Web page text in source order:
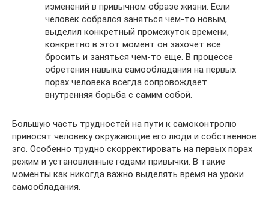
изменений в привычном образе жизни. Если
человек собрался заняться чем-то новым,
выделил конкретный промежуток времени,
конкретно в этот момент он захочет все
бросить и заняться чем-то еще. В процессе
обретения навыка самообладания на первых
порах человека всегда сопровождает
внутренняя борьба с самим собой.
Большую часть трудностей на пути к самоконтролю
приносят человеку окружающие его люди и собственное
эго. Особенно трудно скорректировать на первых порах
режим и установленные годами привычки. В такие
моменты как никогда важно выделять время на уроки
самообладания.